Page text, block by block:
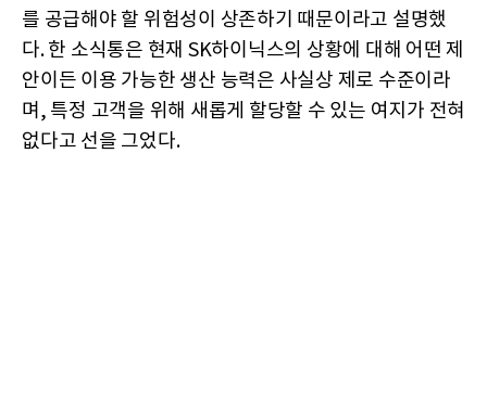
를 공급해야 할 위험성이 상존하기 때문이라고 설명했
다. 한 소식통은 현재 SK하이닉스의 상황에 대해 어떤 제
안이든 이용 가능한 생산 능력은 사실상 제로 수준이라
며, 특정 고객을 위해 새롭게 할당할 수 있는 여지가 전혀
없다고 선을 그었다.